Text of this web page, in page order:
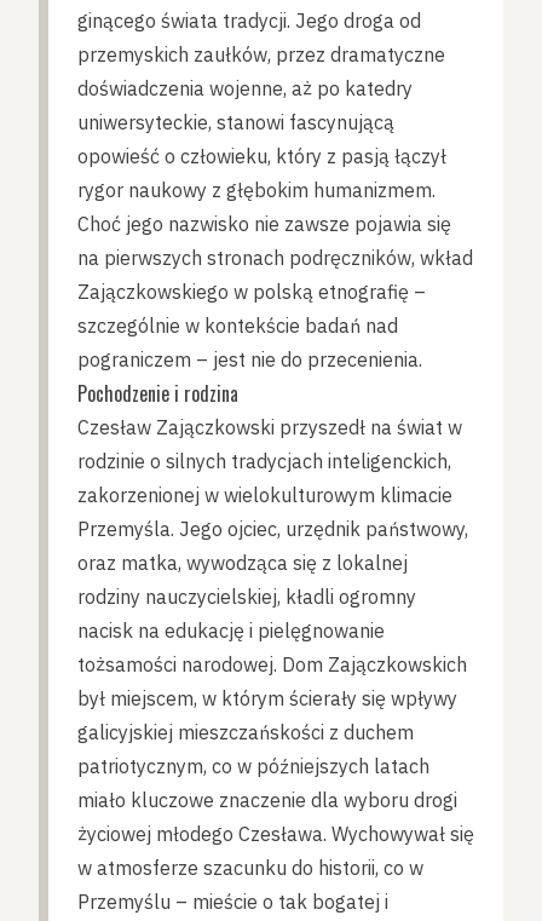
ginącego świata tradycji. Jego droga od
przemyskich zaułków, przez dramatyczne
doświadczenia wojenne, aż po katedry
uniwersyteckie, stanowi fascynującą
opowieść o człowieku, który z pasją łączył
rygor naukowy z głębokim humanizmem.
Choć jego nazwisko nie zawsze pojawia się
na pierwszych stronach podręczników, wkład
Zajączkowskiego w polską etnografię –
szczególnie w kontekście badań nad
pograniczem – jest nie do przecenienia.
Pochodzenie i rodzina
Czesław Zajączkowski przyszedł na świat w
rodzinie o silnych tradycjach inteligenckich,
zakorzenionej w wielokulturowym klimacie
Przemyśla. Jego ojciec, urzędnik państwowy,
oraz matka, wywodząca się z lokalnej
rodziny nauczycielskiej, kładli ogromny
nacisk na edukację i pielęgnowanie
tożsamości narodowej. Dom Zajączkowskich
był miejscem, w którym ścierały się wpływy
galicyjskiej mieszczańskości z duchem
patriotycznym, co w późniejszych latach
miało kluczowe znaczenie dla wyboru drogi
życiowej młodego Czesława. Wychowywał się
w atmosferze szacunku do historii, co w
Przemyślu – mieście o tak bogatej i